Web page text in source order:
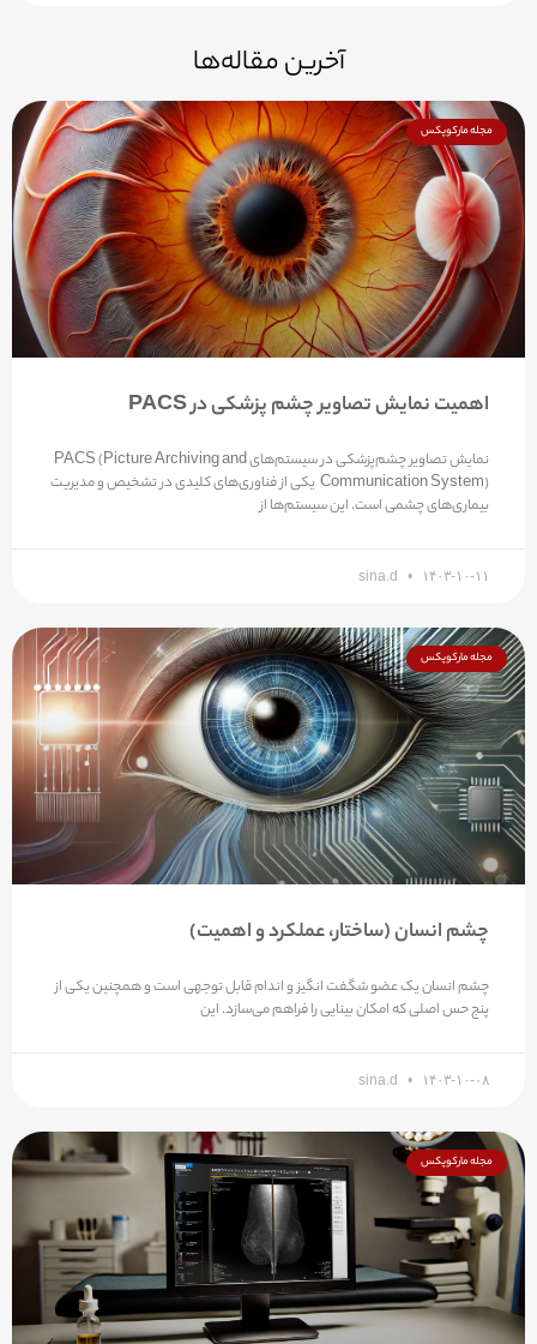
آخرین مقاله‌ها
مجله مارکوپکس
اهمیت نمایش تصاویر چشم پزشکی در PACS
نمایش تصاویر چشم‌پزشکی در سیستم‌های PACS (Picture Archiving and
Communication System) یکی از فناوری‌های کلیدی در تشخیص و مدیریت
بیماری‌های چشمی است. این سیستم‌ها از
sina.d ۱۴۰۳-۱۰-۱۱
مجله مارکوپکس
چشم انسان (ساختار، عملکرد و اهمیت)
چشم انسان یک عضو شگفت انگیز و اندام قابل توجهی است و همچنین یکی از
پنج حس اصلی که امکان بینایی را فراهم می‌سازد. این
sina.d ۱۴۰۳-۱۰-۰۸
مجله مارکوپکس